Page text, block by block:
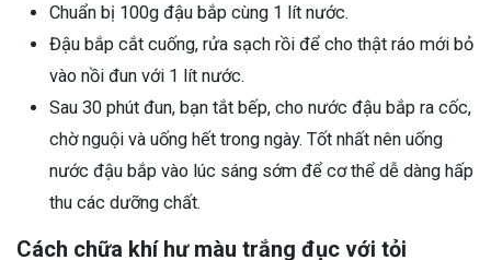
Chuẩn bị 100g đậu bắp cùng 1 lít nước.
Đậu bắp cắt cuống, rửa sạch rồi để cho thật ráo mới bỏ
vào nồi đun với 1 lít nước.
Sau 30 phút đun, bạn tắt bếp, cho nước đậu bắp ra cốc,
chờ nguội và uống hết trong ngày. Tốt nhất nên uống
nước đậu bắp vào lúc sáng sớm để cơ thể dễ dàng hấp
thu các dưỡng chất.
Cách chữa khí hư màu trắng đục với tỏi